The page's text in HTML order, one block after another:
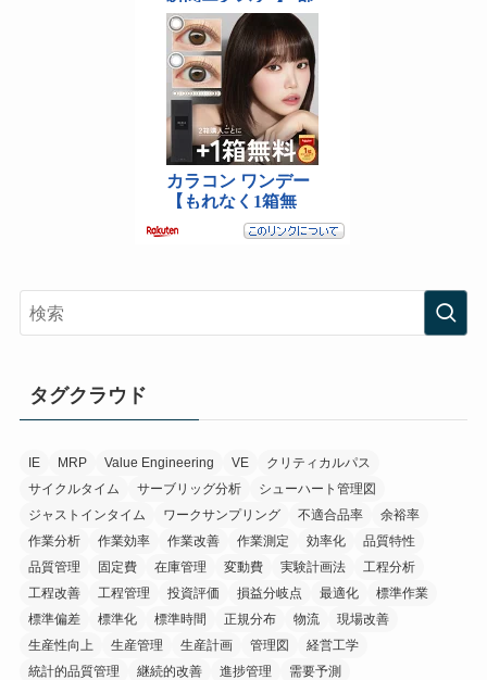
タグクラウド
IE MRP Value Engineering VE
クリティカルパス
サイクルタイム
サーブリッグ分析
シューハート管理図
ジャストインタイム
ワークサンプリング 不適合品率
余裕率
作業分析
作業効率 作業改善 作業測定 効率化
品質特性
品質管理
固定費 在庫管理 変動費 実験計画法
工程分析
工程改善
工程管理 投資評価 損益分岐点 最適化
標準作業
標準偏差
標準化 標準時間 正規分布 物流
現場改善
生産性向上
生産管理 生産計画 管理図
経営工学
統計的品質管理
継続的改善 進捗管理 需要予測